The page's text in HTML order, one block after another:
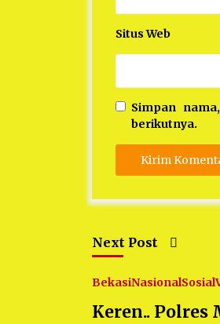
Situs Web
Simpan
berikutnya.
Next Post
BekasiNasionalSosial
Keren.. Polres